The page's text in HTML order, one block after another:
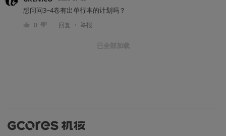
想问问3~4卷有出单行本的计划吗？
0 回复 ・ 举报
已全部加载